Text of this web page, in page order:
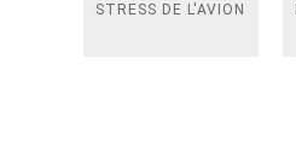
STRESS DE L'AVION